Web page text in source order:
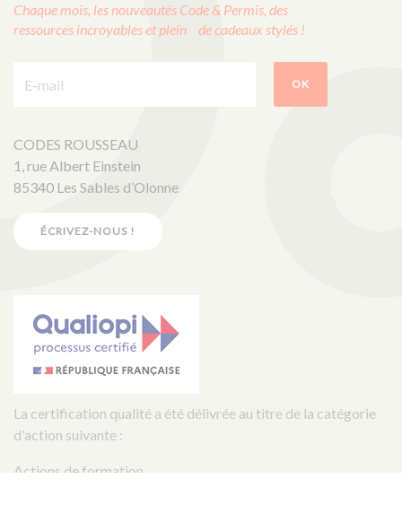
Chaque mois, les nouveautés Code & Permis, des
ressources incroyables et plein de cadeaux stylés !
OK
CODES ROUSSEAU
1, rue Albert Einstein
85340 Les Sables d’Olonne
ÉCRIVEZ-NOUS !
La certification qualité a été délivrée au titre de la catégorie
d'action suivante :
Actions de formation